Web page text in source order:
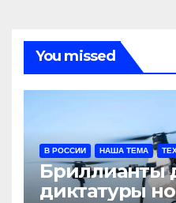
You missed
В РОССИИ НАША ТЕМА
Бриллианты
диктатуры